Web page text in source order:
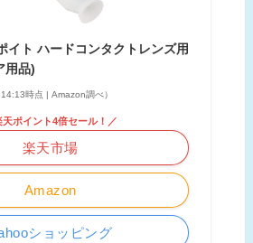
イト ハードコンタクトレンズ用
用品)
時点 | Amazon調べ）
Amazon
天ポイント4倍セール！／
楽天市場
ショッピング